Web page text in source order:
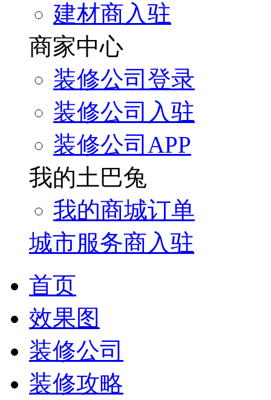
建材商入驻
商家中心
装修公司登录
装修公司入驻
装修公司APP
我的土巴兔
我的商城订单
城市服务商入驻
首页
效果图
装修公司
装修攻略